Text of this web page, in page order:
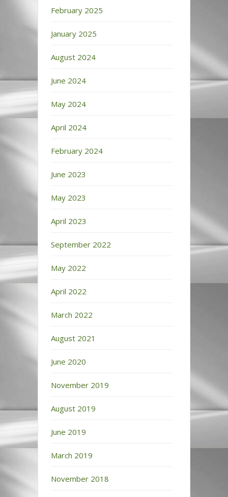
February 2025
January 2025
August 2024
June 2024
May 2024
April 2024
February 2024
June 2023
May 2023
April 2023
September 2022
May 2022
April 2022
March 2022
August 2021
June 2020
November 2019
August 2019
June 2019
March 2019
November 2018